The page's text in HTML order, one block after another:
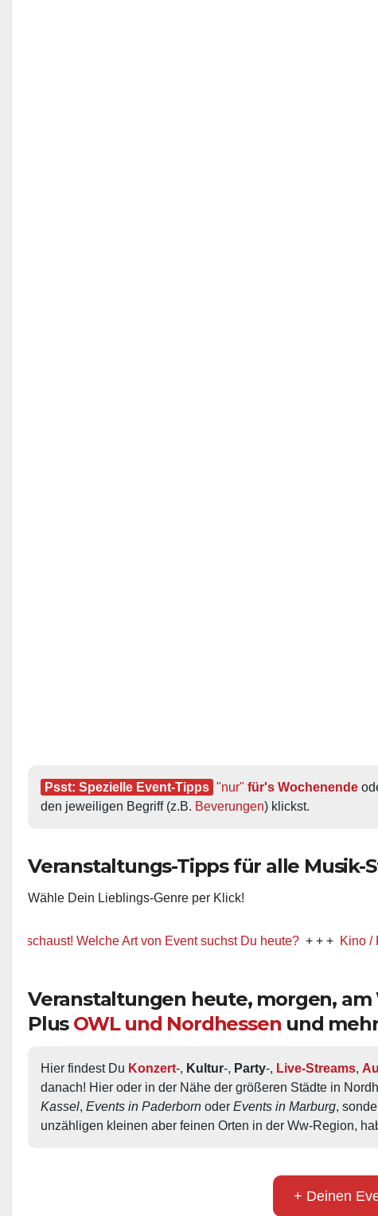
Psst: Spezielle Event-Tipps "nur" für's Wochenende
den jeweiligen Begriff (z.B. Beverungen) klickst.
Veranstaltungs-Tipps für alle Musik-
Wähle Dein Lieblings-Genre per Klick!
Welche Art von Event suchst Du heute? + + + Kino / Film +
Veranstaltungen heute, morgen,
Plus OWL und Nordhessen und
Hier findest Du Konzert-, Kultur-, Party-, Live-Streams,
danach! Hier oder in der Nähe der größeren Städte in
Kassel, Events in Paderborn oder Events in Marburg,
unzähligen kleinen aber feinen Orten in der Ww-Region,
+ Deinen